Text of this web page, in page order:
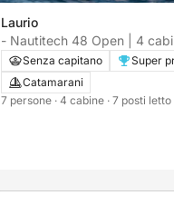
Laurio
- Nautitech 48 Open | 4
Senza capitano
Super
Catamarani
7 persone · 4 cabine · 7 posti letto